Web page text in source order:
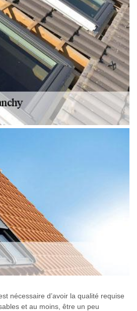
nécessaire d’avoir la qualité requise
et au moins, être un peu